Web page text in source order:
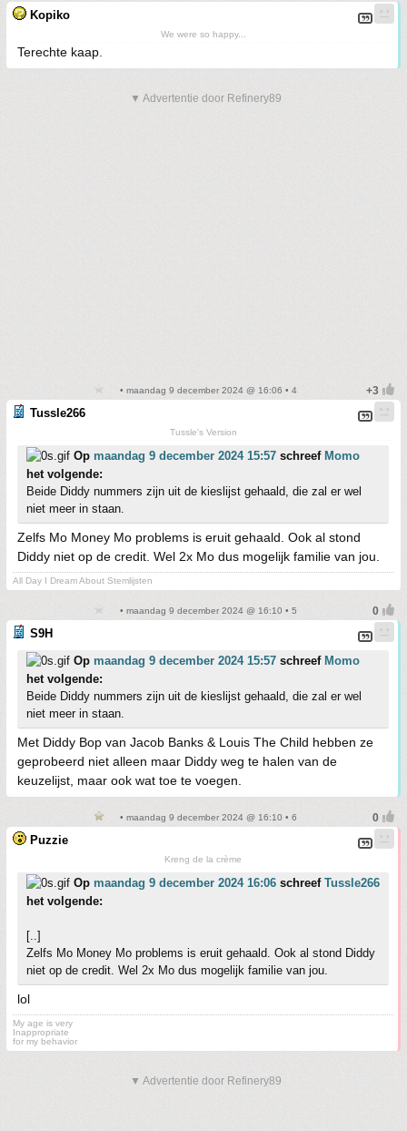
Kopiko
We were so happy...
Terechte kaap.
▼ Advertentie door Refinery89
• maandag 9 december 2024 @ 16:06 • 4
Tussle266
Tussle's Version
Op maandag 9 december 2024 15:57 schreef Momo
het volgende:
Beide Diddy nummers zijn uit de kieslijst gehaald, die zal er wel
niet meer in staan.
Zelfs Mo Money Mo problems is eruit gehaald. Ook al stond
Diddy niet op de credit. Wel 2x Mo dus mogelijk familie van jou.
All Day I Dream About Stemlijsten
• maandag 9 december 2024 @ 16:10 • 5
S9H
Op maandag 9 december 2024 15:57 schreef Momo
het volgende:
Beide Diddy nummers zijn uit de kieslijst gehaald, die zal er wel
niet meer in staan.
Met Diddy Bop van Jacob Banks & Louis The Child hebben ze
geprobeerd niet alleen maar Diddy weg te halen van de
keuzelijst, maar ook wat toe te voegen.
• maandag 9 december 2024 @ 16:10 • 6
Puzzie
Kreng de la crème
Op maandag 9 december 2024 16:06 schreef Tussle266
het volgende:
[..]
Zelfs Mo Money Mo problems is eruit gehaald. Ook al stond Diddy
niet op de credit. Wel 2x Mo dus mogelijk familie van jou.
lol
My age is very
Inappropriate
for my behavior
▼ Advertentie door Refinery89